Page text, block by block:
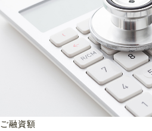
ご融資額